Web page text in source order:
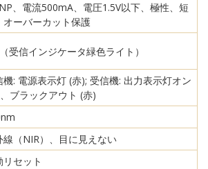
、電流500mA、電圧1.5V以下、極性、短
オーバーカット保護
受信インジケータ緑色ライト）
機: 電源表示灯 (赤); 受信機: 出力表示灯オン
ブラックアウト (赤)
線（NIR）、目に見えない
リセット